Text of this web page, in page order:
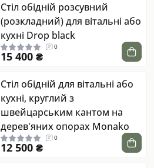
Стіл обідній розсувний
(розкладний) для вітальні або
кухні Drop black
0
15 400 ₴
Стіл обідній для вітальні або
кухні, круглий з
швейцарським кантом на
дерев'яних опорах Monako
0
12 500 ₴